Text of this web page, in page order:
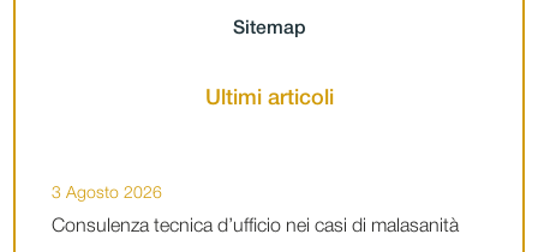
Sitemap
Ultimi articoli
Consulenza tecnica d’ufficio nei casi di malasanità
3 Agosto 2026